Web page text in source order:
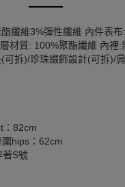
纖維3%彈性纖維 內件表
材質: 100%聚酯纖維 內裡:
可拆)/珍珠綴飾設計(可拆)/
：82cm
hips：62cm
著S號